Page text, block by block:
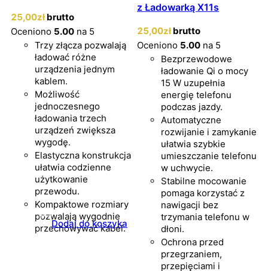
25,00zł brutto
Oceniono 5.00 na 5
Trzy złącza pozwalają
ładować różne
urządzenia jednym
kablem.
Możliwość
jednoczesnego
ładowania trzech
urządzeń zwiększa
wygodę.
Elastyczna konstrukcja
ułatwia codzienne
użytkowanie
przewodu.
Kompaktowe rozmiary
pozwalają wygodnie
przechowywać kabel.
Dodaj do koszyka
z Ładowarką X11s
25,00zł brutto
Oceniono 5.00 na 5
Bezprzewodowe
ładowanie Qi o mocy
15 W uzupełnia
energię telefonu
podczas jazdy.
Automatyczne
rozwijanie i zamykanie
ułatwia szybkie
umieszczanie telefonu
w uchwycie.
Stabilne mocowanie
pomaga korzystać z
nawigacji bez
trzymania telefonu w
dłoni.
Ochrona przed
przegrzaniem,
przepięciami i